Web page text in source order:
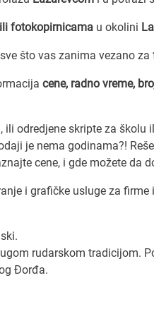
fotokopirnicama u okolini
što vas zanima vezano za
cene, radno vreme,
odredjene skripte za školu
je nema godinama?!
cene, i gde možete da
i grafičke usluge za
rudarskom tradicijom.
Đorđa.